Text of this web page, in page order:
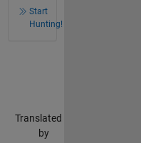
Start
Hunting!
Translated
by